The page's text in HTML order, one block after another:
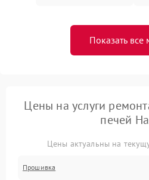
Показать все
Цены на услуги
печей
Цены актуальны на
Прошивка